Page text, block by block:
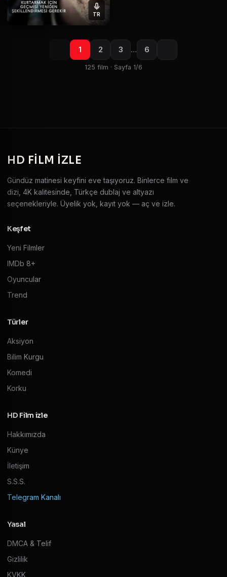
TR
1 2 3 … 6
125 film · Sayfa 1/6
HD FILM IZLE
Gündüz matinesi keyfini eve taşıyoruz. Binlerce film ve
dizi, 4K kalitesinde, Türkçe dublaj ve altyazı
seçenekleriyle. Üyelik yok, kayıt yok — aç ve izle.
Keşfet
Yeni Filmler
IMDb 8+
Oyuncular
Trend
Türler
Aksiyon
Bilim Kurgu
Komedi
Korku
HD Film izle
Hakkımızda
Künye
İletişim
S.S.S.
Telegram Kanalı
Yasal
DMCA & Telif
Gizlilik
KVKK